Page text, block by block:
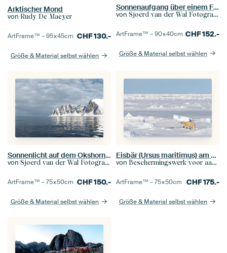
Arktischer Mond
von Rudy De Maeyer
ArtFrame™ –95×45cm CHF130.-
Größe & Material selbst wählen
Sonnenaufgang über einem Fjord in den Lofoten
von Sjoerd van der Wal Fotografie
ArtFrame™ –90×40cm CHF152.-
Größe & Material selbst wählen
Sonnenlicht auf dem Okshornan-Gebirge auf der Insel Senja in Nordnorwegen
von Sjoerd van der Wal Fotografie
ArtFrame™ –75×50cm CHF150.-
Größe & Material selbst wählen
Eisbär (Ursus maritimus) am Nordpol
von Beschermingswerk voor aan uw muur
ArtFrame™ –75×50cm CHF175.-
Größe & Material selbst wählen